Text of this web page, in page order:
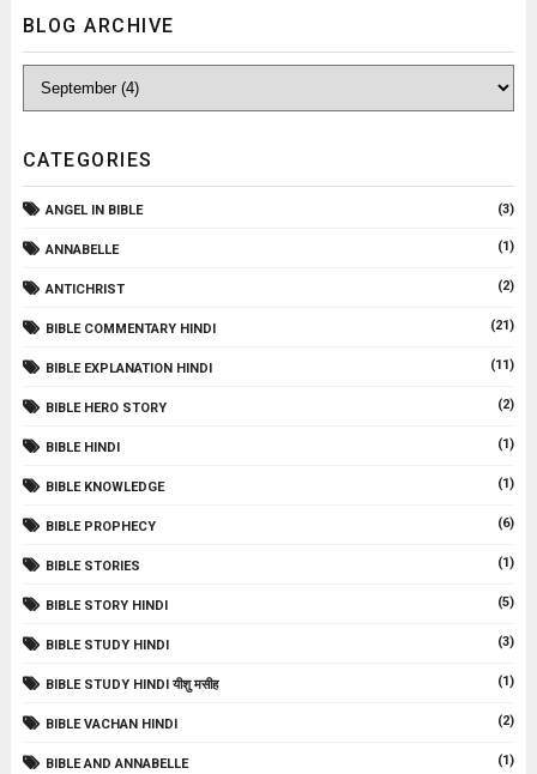
BLOG ARCHIVE
CATEGORIES
ANGEL IN BIBLE (3)
ANNABELLE (1)
ANTICHRIST (2)
BIBLE COMMENTARY HINDI (21)
BIBLE EXPLANATION HINDI (11)
BIBLE HERO STORY (2)
BIBLE HINDI (1)
BIBLE KNOWLEDGE (1)
BIBLE PROPHECY (6)
BIBLE STORIES (1)
BIBLE STORY HINDI (5)
BIBLE STUDY HINDI (3)
BIBLE STUDY HINDI यीशु मसीह (1)
BIBLE VACHAN HINDI (2)
BIBLE AND ANNABELLE (1)